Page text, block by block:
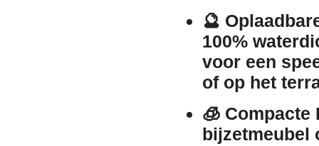
🔮
100%
voor een
of op het
🧊 Compacte
bijzetmeubel